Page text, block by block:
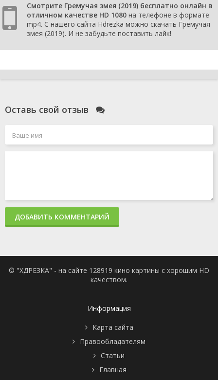
Смотрите Гремучая змея (2019) бесплатно онлайн в
отличном качестве HD 1080 на телефоне в формате
mp4. С нашего сайта Hdrezka можно скачать Гремучая
змея (2019). И не забудьте поставить лайк!
Оставь свой отзыв
ДОБАВИТЬ КОММЕНТАРИЙ
© "ХДРЕЗКА" - на сайте 128919 кино картины с хорошим HD
качеством.
Информация
Карта сайта
Правообладателям
Статьи
Главная